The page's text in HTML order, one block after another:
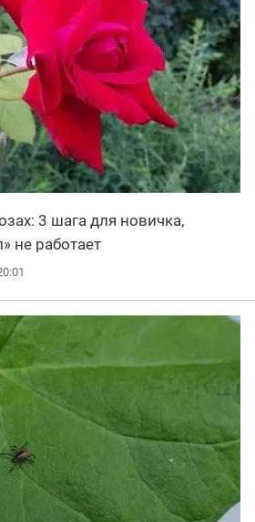
3 шага для новичка,
не работает